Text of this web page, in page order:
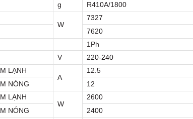
g R410A/1800
W
7327
7620
1Ph
V 220-240
LẠNH
A
12.5
NÓNG
12
LẠNH
W
2600
NÓNG
2400